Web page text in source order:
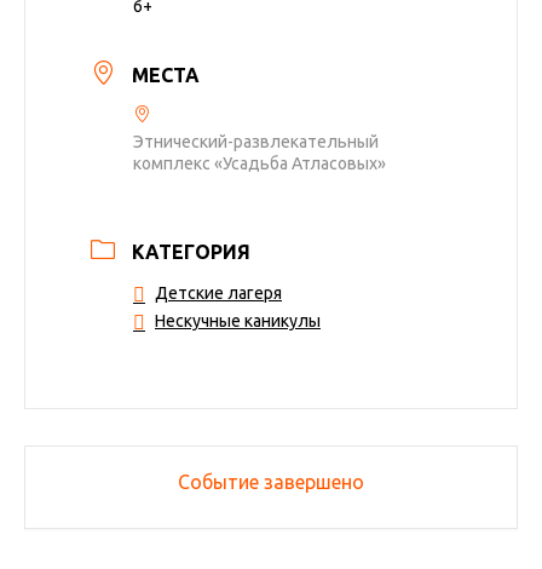
6+
МЕСТА
Этнический-развлекательный
комплекс «Усадьба Атласовых»
КАТЕГОРИЯ
Детские лагеря
Нескучные каникулы
Событие завершено